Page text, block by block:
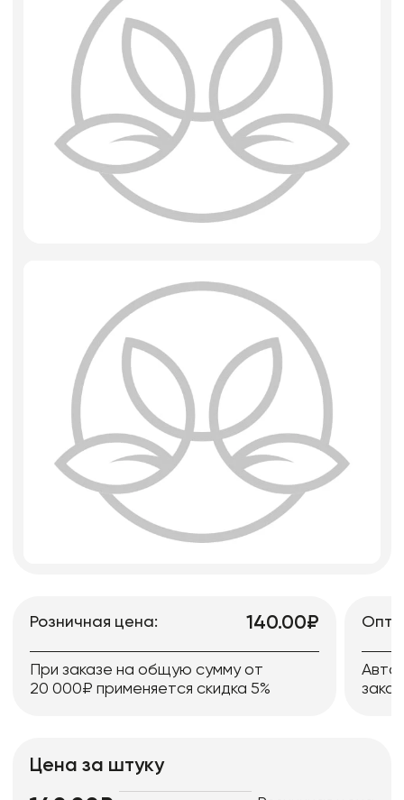
Искусственные цветы и растения
Декоративные вазы, кашпо
Игрушки мягкие
Розничная цена: 140.00₽
При заказе на общую сумму от
20 000₽ применяется скидка 5%
Цена за штуку